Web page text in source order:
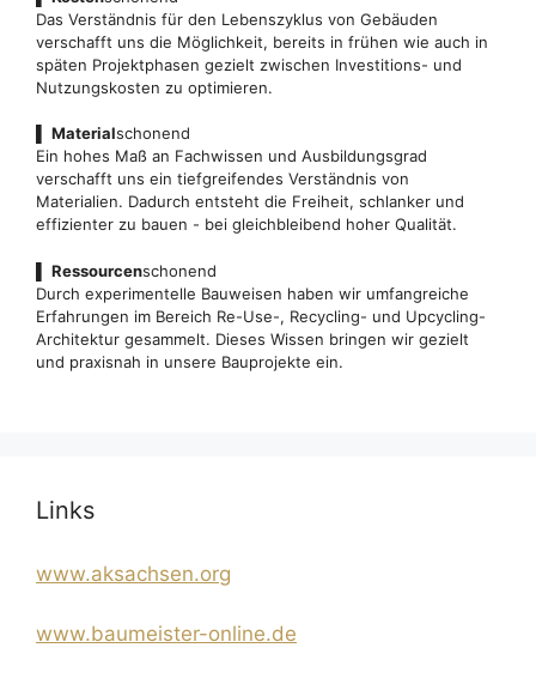
Das Verständnis für den Lebenszyklus von Gebäuden
verschafft uns die Möglichkeit, bereits in frühen wie auch in
späten Projektphasen gezielt zwischen Investitions- und
Nutzungskosten zu optimieren.
Materialschonend
Ein hohes Maß an Fachwissen und Ausbildungsgrad
verschafft uns ein tiefgreifendes Verständnis von
Materialien. Dadurch entsteht die Freiheit, schlanker und
effizienter zu bauen - bei gleichbleibend hoher Qualität.
Ressourcenschonend
Durch experimentelle Bauweisen haben wir umfangreiche
Erfahrungen im Bereich Re-Use-, Recycling- und Upcycling-
Architektur gesammelt. Dieses Wissen bringen wir gezielt
und praxisnah in unsere Bauprojekte ein.
Links
www.aksachsen.org
www.baumeister-online.de